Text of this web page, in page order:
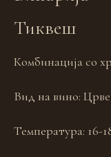
Тиквеш
Комбинација со
Вид на вино:
Температура: 16-